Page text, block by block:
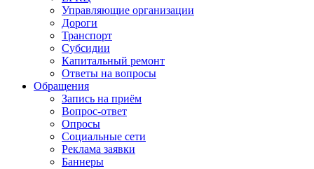
Управляющие организации
Дороги
Транспорт
Субсидии
Капитальный ремонт
Ответы на вопросы
Обращения
Запись на приём
Вопрос-ответ
Опросы
Социальные сети
Реклама заявки
Баннеры